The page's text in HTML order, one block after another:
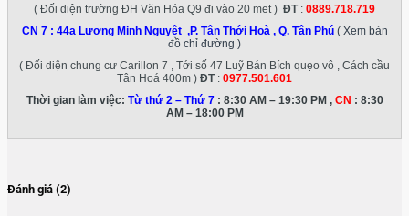
( Đối diện trường ĐH Văn Hóa Q9 đi vào 20 met ) ĐT: 0889.718.719
CN 7 : 44a Lương Minh Nguyệt ,P. Tân Thới Hoà , Q. Tân Phú ( Xem bản
đồ chỉ đường )
( Đối diện chung cư Carillon 7 , Tới số 47 Luỹ Bán Bích quẹo vô , Cách cầu
Tân Hoá 400m ) ĐT: 0977.501.601
Thời gian làm việc: Từ thứ 2 – Thứ 7: 8:30 AM – 19:30 PM , CN : 8:30
AM – 18:00 PM
Đánh giá (2)